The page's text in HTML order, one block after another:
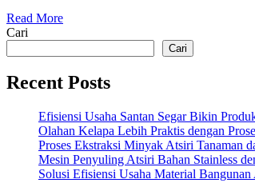
Read More
Cari
Cari
Recent Posts
Efisiensi Usaha Santan Segar Bikin
Olahan Kelapa Lebih Praktis dengan
Proses Ekstraksi Minyak Atsiri Tanaman
Mesin Penyuling Atsiri Bahan Stainless
Solusi Efisiensi Usaha Material